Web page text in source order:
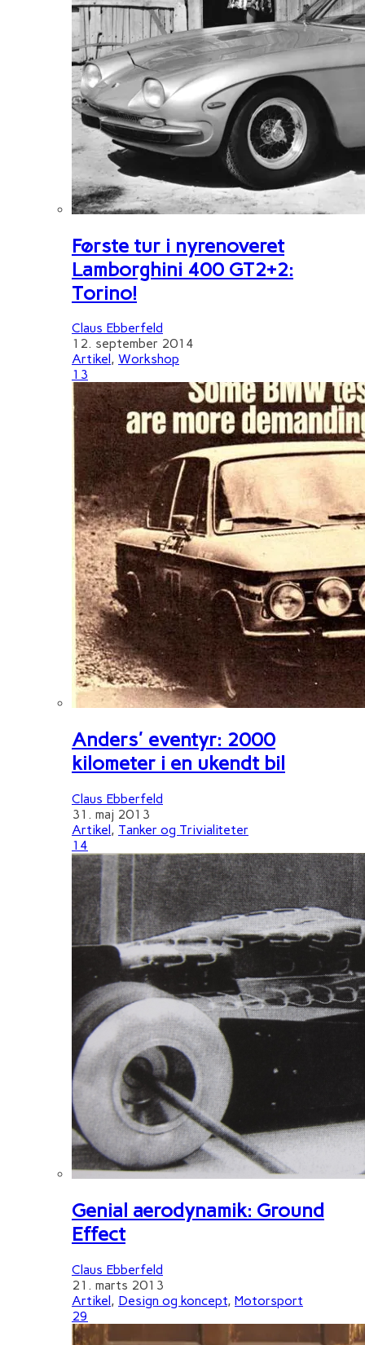
Første tur i nyrenoveret
Lamborghini 400 GT2+2:
Torino!
Claus Ebberfeld
12. september 2014
Artikel , Workshop
13
Anders' eventyr: 2000
kilometer i en ukendt bil
Claus Ebberfeld
31. maj 2013
Artikel , Tanker og Trivialiteter
14
Genial aerodynamik: Ground
Effect
Claus Ebberfeld
21. marts 2013
Artikel, Design og koncept, Motorsport
29